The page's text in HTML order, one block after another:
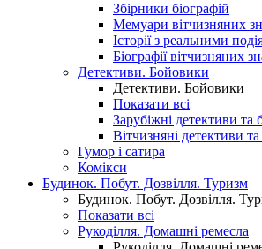
Збірники біографій
Мемуари вітчизняних
Історії з реальними
Біографії вітчизняних
Детективи. Бойовики
Детективи. Бойовики
Показати всі
Зарубіжні детективи та
Вітчизняні детективи
Гумор і сатира
Комікси
Будинок. Побут. Дозвілля. Туризм
Будинок. Побут. Дозвілля.
Показати всі
Рукоділля. Домашні ремесла